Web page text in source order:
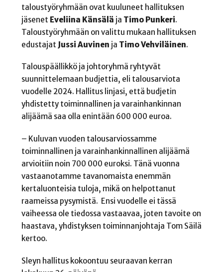
taloustyöryhmään ovat kuuluneet hallituksen
jäsenet Eveliina Känsälä ja Timo Punkeri.
Taloustyöryhmään on valittu mukaan hallituksen
edustajat Jussi Auvinen ja Timo Vehviläinen.
Talouspäällikkö ja johtoryhmä ryhtyvät
suunnittelemaan budjettia, eli talousarviota
vuodelle 2024. Hallitus linjasi, että budjetin
yhdistetty toiminnallinen ja varainhankinnan
alijäämä saa olla enintään 600 000 euroa.
– Kuluvan vuoden talousarviossamme
toiminnallinen ja varainhankinnallinen alijäämä
arvioitiin noin 700 000 euroksi. Tänä vuonna
vastaanotamme tavanomaista enemmän
kertaluonteisia tuloja, mikä on helpottanut
raameissa pysymistä. Ensi vuodelle ei tässä
vaiheessa ole tiedossa vastaavaa, joten tavoite on
haastava, yhdistyksen toiminnanjohtaja Tom Säilä
kertoo.
Sleyn hallitus kokoontuu seuraavan kerran